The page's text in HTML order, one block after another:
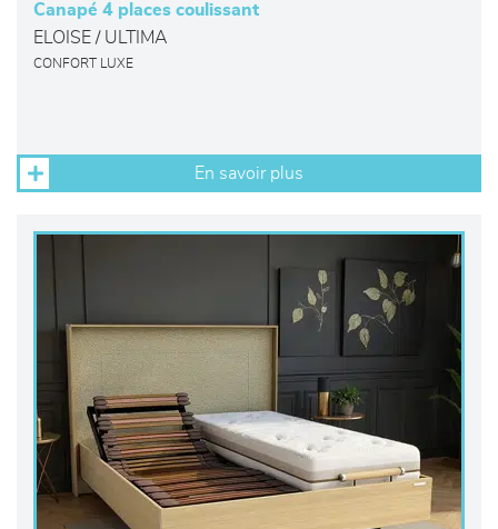
Canapé 4 places coulissant
ELOISE / ULTIMA
CONFORT LUXE
En savoir plus